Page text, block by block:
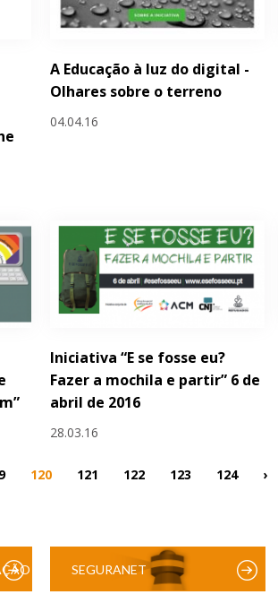
A Educação à luz do digital -
Olhares sobre o terreno
04.04.16
Iniciativa “E se fosse eu?
Fazer a mochila e partir” 6 de
abril de 2016
28.03.16
120 121 122 123 124 ›
SEGURANET